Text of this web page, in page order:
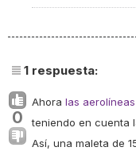
1 respuesta:
0
Ahora las
teniendo en cuenta
Así, una maleta de